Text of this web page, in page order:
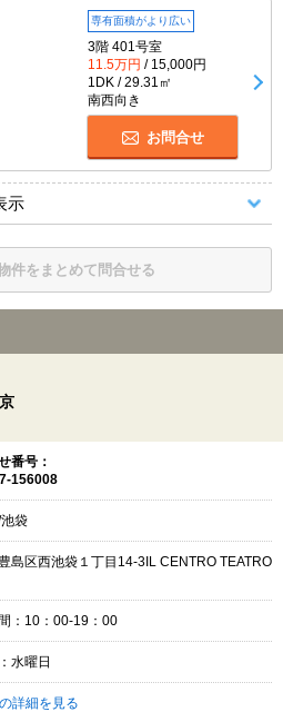
専有面積がより広い
3階 401号室
11.5万円 / 15,000円
1DK / 29.31㎡
南西向き
お問合せ
示
件をまとめて問合せる
番号：
156008
袋
島区西池袋１丁目14-3IL CENTRO TEATRO
：10：00-19：00
水曜日
詳細を見る